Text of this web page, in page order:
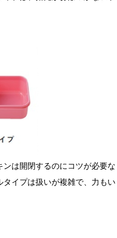
は開閉するのにコツが必要な
イプは扱いが複雑で、力もい